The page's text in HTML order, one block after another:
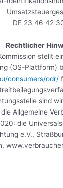
DE 23 46 42
Rechtlicher
stellt
(OS-Plattform)
consumers/odr/
sind
Allgemeine
die
e.V.,